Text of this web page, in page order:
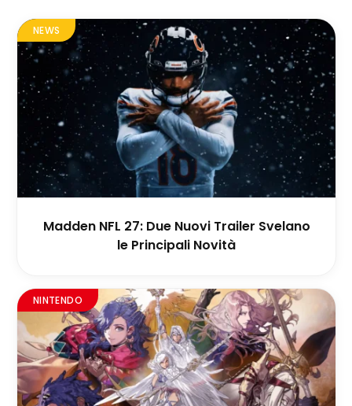
NEWS
Madden NFL 27: Due Nuovi Trailer Svelano
le Principali Novità
NINTENDO